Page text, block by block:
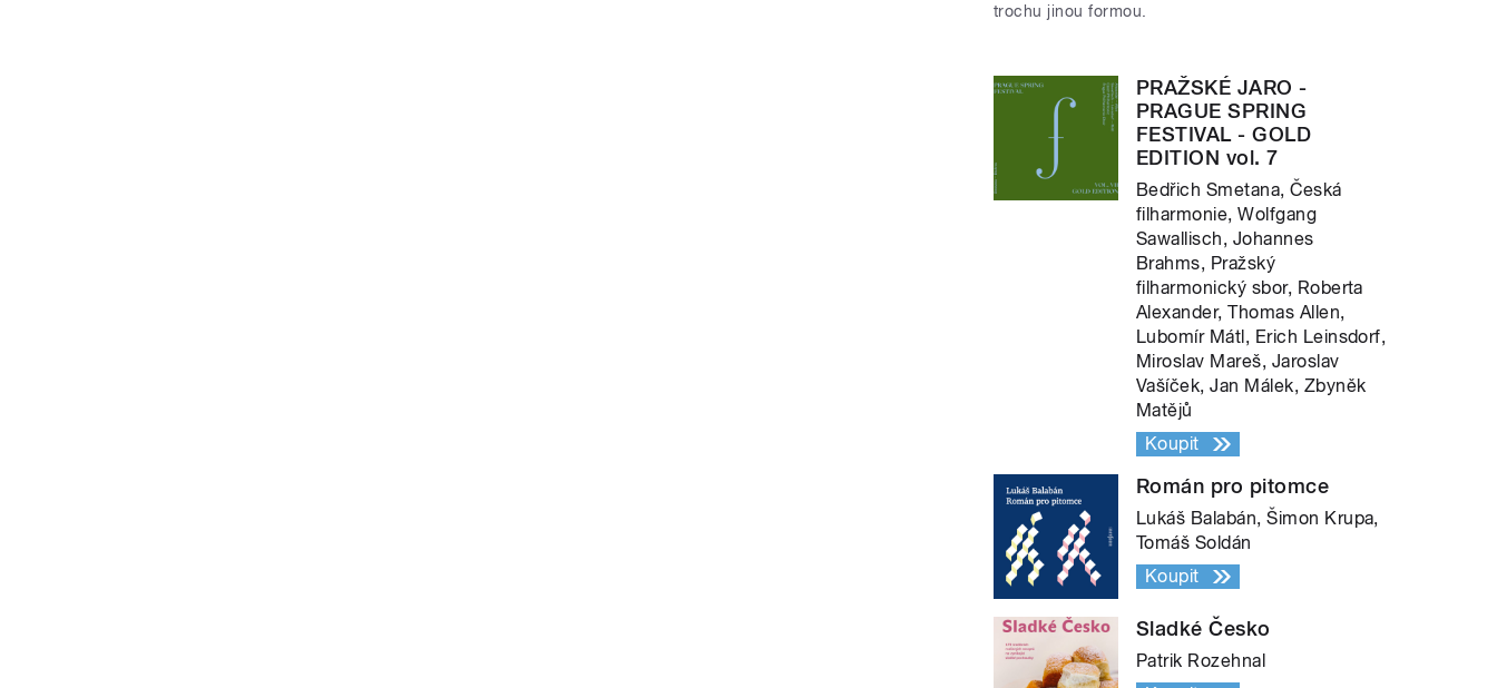
trochu jinou formou.
PRAŽSKÉ JARO -
PRAGUE SPRING
FESTIVAL - GOLD
EDITION vol. 7
Bedřich Smetana, Česká
filharmonie, Wolfgang
Sawallisch, Johannes
Brahms, Pražský
filharmonický sbor, Roberta
Alexander, Thomas Allen,
Lubomír Mátl, Erich Leinsdorf,
Miroslav Mareš, Jaroslav
Vašíček, Jan Málek, Zbyněk
Matějů
Koupit
Román pro pitomce
Lukáš Balabán, Šimon Krupa,
Tomáš Soldán
Koupit
Sladké Česko
Patrik Rozehnal